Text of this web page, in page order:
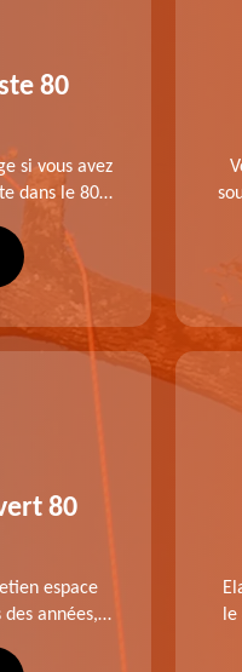
80
dans le 80
exécutée
un
équipe.
80
espace
années,
le